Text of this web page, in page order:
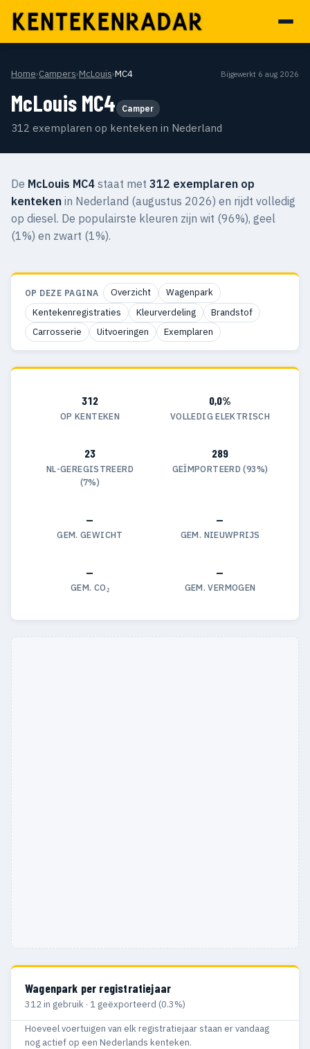
Home›Campers›McLouis›MC4 Bijgewerkt 6 aug 2026
McLouis MC4 Camper
312 exemplaren op kenteken in Nederland
De McLouis MC4 staat met 312 exemplaren op
kenteken in Nederland (augustus 2026) en rijdt volledig
op diesel. De populairste kleuren zijn wit (96%), geel
(1%) en zwart (1%).
OP DEZE PAGINA Overzicht
Wagenpark
Kentekenregistraties
Kleurverdeling
Brandstof
Carrosserie
Uitvoeringen Exemplaren
312
OP KENTEKEN
0,0%
VOLLEDIG ELEKTRISCH
23
NL-GEREGISTREERD
(7%)
289
GEÏMPORTEERD (93%)
—
GEM. GEWICHT
—
GEM. NIEUWPRIJS
—
GEM. CO₂
—
GEM. VERMOGEN
Wagenpark per registratiejaar
312 in gebruik · 1 geëxporteerd (0.3%)
Hoeveel voertuigen van elk registratiejaar staan er vandaag
nog actief op een Nederlands kenteken.